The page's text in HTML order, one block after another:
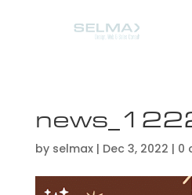
by selmax| Dec 3, 2022 | 0